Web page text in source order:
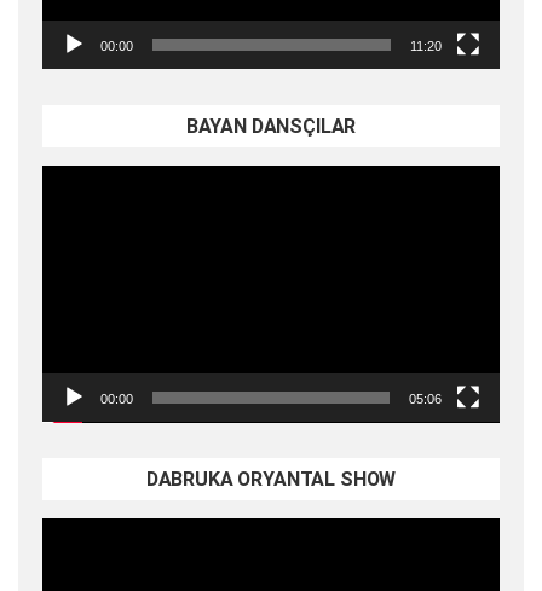
00:00 11:20
BAYAN DANSÇILAR
00:00 05:06
DABRUKA ORYANTAL SHOW